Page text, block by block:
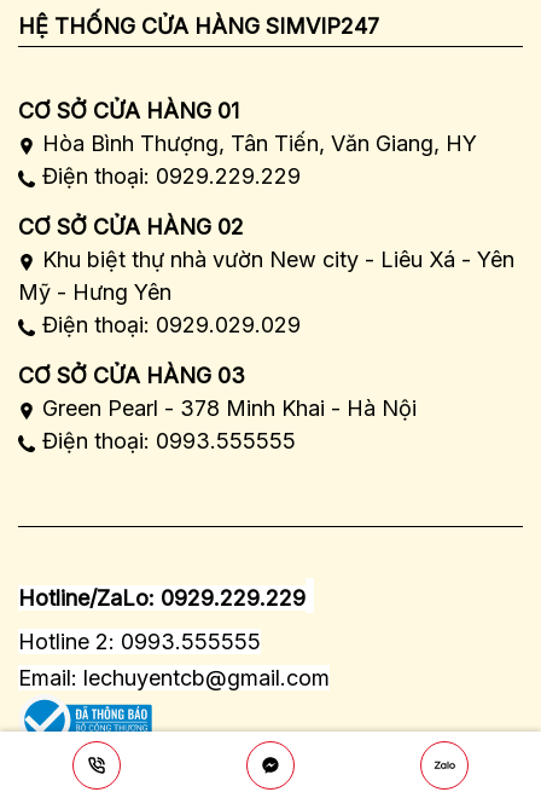
HỆ THỐNG CỬA HÀNG SIMVIP247
CƠ SỞ CỬA HÀNG 01
Hòa Bình Thượng, Tân Tiến, Văn Giang, HY
Điện thoại: 0929.229.229
CƠ SỞ CỬA HÀNG 02
Khu biệt thự nhà vườn New city - Liêu Xá - Yên
Mỹ - Hưng Yên
Điện thoại: 0929.029.029
CƠ SỞ CỬA HÀNG 03
Green Pearl - 378 Minh Khai - Hà Nội
Điện thoại: 0993.555555
Hotline/ZaLo: 0929.229.229
Hotline 2: 0993.555555
Email: lechuyentcb@gmail.com